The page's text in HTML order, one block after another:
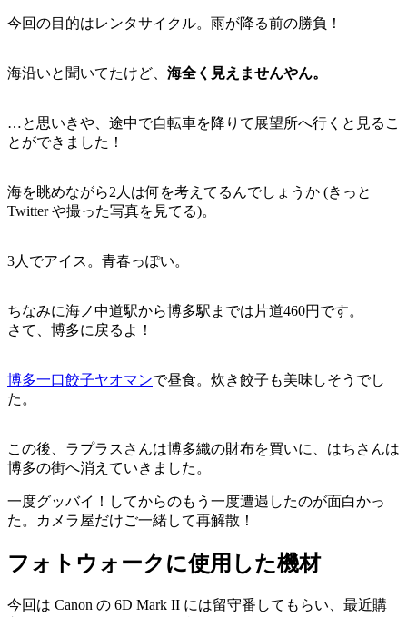
今回の目的はレンタサイクル。雨が降る前の勝負！
海沿いと聞いてたけど、 海全く見えませんやん。
…と思いきや、途中で自転車を降りて展望所へ行くと見るこ
とができました！
海を眺めながら2人は何を考えてるんでしょうか (きっと
Twitter や撮った写真を見てる)。
3人でアイス。青春っぽい。
ちなみに海ノ中道駅から博多駅までは片道460円です。
さて、博多に戻るよ！
博多一口餃子ヤオマンで昼食。炊き餃子も美味しそうでし
た。
この後、ラプラスさんは博多織の財布を買いに、はちさんは
博多の街へ消えていきました。
一度グッバイ！してからのもう一度遭遇したのが面白かっ
た。カメラ屋だけご一緒して再解散！
フォトウォークに使用した機材
今回は Canon の 6D Mark II には留守番してもらい、最近購